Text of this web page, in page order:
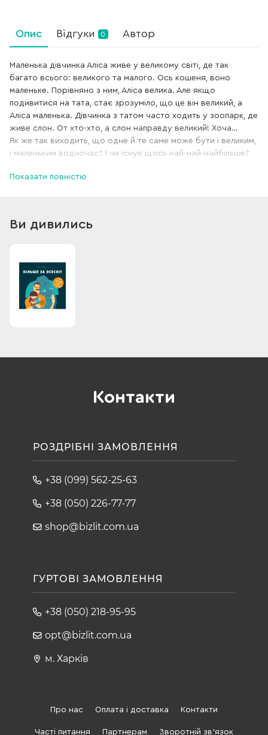
Опис Відгуки 0 Автор
Маленька дівчинка Аліса живе у великому світі, де так
багато всього: великого та малого. Ось кошеня, воно
маленьке. Порівняно з ним, Аліса велика. Але якщо
подивитися на тата, стає зрозуміло, що це він великий, а
Аліса маленька. Дівчинка з татом часто ходить у зоопарк, де
живе слон. От хто-хто, а слон направду великий! Хоча…
Як же так виходить, що одне й те саме може бути і великим,
і маленьким водночас? І чи існує щось най-най-найбільше?
ні початку, ні кінця. Але дівчинка знає точно: є дещо інше
Книжка «Більше за Всесвіт» знайомить з поняттями «велике»
найбільше, а й про найважливіше у світі. Книжку доповнено
набором наліпок, якими маленькі читачі можуть
оздоблювати сторінки книжки, власні малюнки або ж свої
улюблені речі. Мильні бульбашки, птахи, хмарки, сердечка і
Показати повністю
Ви дивились
Контакти
РОЗДРІБНІ ЗАМОВЛЕННЯ
+38 (099) 562-25-63
+38 (050) 226-77-77
shop@bizlit.com.ua
ГУРТОВІ ЗАМОВЛЕННЯ
+38 (050) 218-95-95
opt@bizlit.com.ua
м. Харків
Про нас Оплата і доставка Контакти
Часті питання Партнерам Зворотній зв'язок